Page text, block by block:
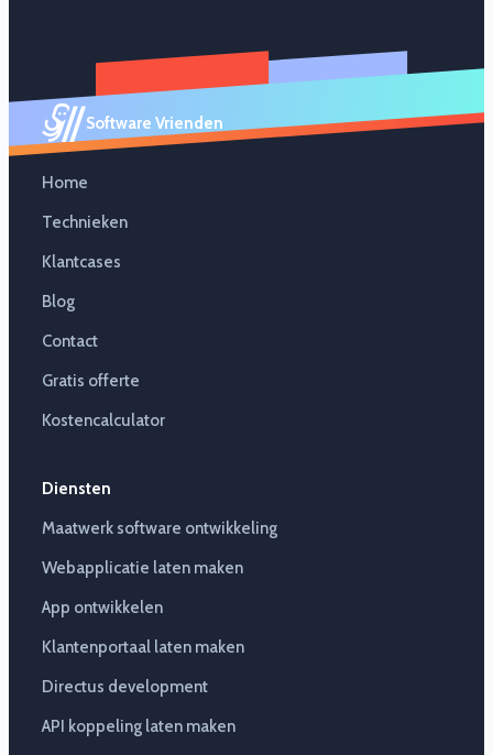
Software Vrienden
Home
Technieken
Klantcases
Blog
Contact
Gratis offerte
Kostencalculator
Diensten
Maatwerk software ontwikkeling
Webapplicatie laten maken
App ontwikkelen
Klantenportaal laten maken
Directus development
API koppeling laten maken